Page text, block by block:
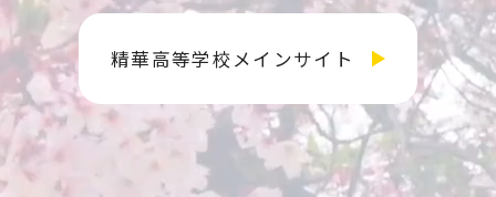
精華高等学校メインサイト